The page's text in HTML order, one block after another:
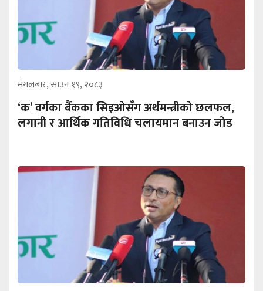
मंगलबार, साउन १९, २०८३
‘क’ वर्गका बैंकका सिइओसँग अर्थमन्त्रीको छलफल,
लगानी र आर्थिक गतिविधि चलायमान बनाउन जोड